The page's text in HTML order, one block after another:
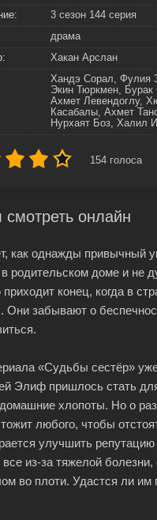
3 сезон 144 серия
драма
Хакан Арслан
Хандэ Сорал, Фулия
Экин Тюркмен,
Ахмет Левендоглу,
Касабалы, Ахмет
Нурхаят Боз, Халил
154 голоса
смотреть онлайн
как однажды привычный
родительском доме и не
конец, когда в
забывают о
«Судьбы сестёр»
Элиф пришлось стать
хлопоты. Но о
любого, чтобы
улучшить
из-за тяжелой
во плоти. Удастся ли им